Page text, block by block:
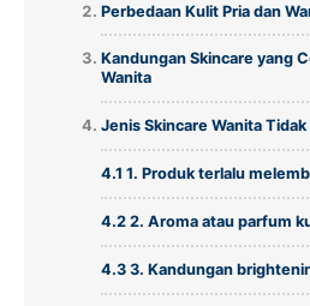
Perbedaan Kulit Pria dan
Kandungan Skincare yang
Wanita
Jenis Skincare Wanita
4.1 1. Produk terlalu
4.2 2. Aroma atau parfum
4.3 3. Kandungan